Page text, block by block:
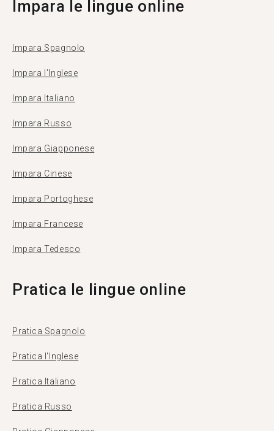
Impara le lingue online
Impara Spagnolo
Impara l'Inglese
Impara Italiano
Impara Russo
Impara Giapponese
Impara Cinese
Impara Portoghese
Impara Francese
Impara Tedesco
Pratica le lingue online
Pratica Spagnolo
Pratica l'Inglese
Pratica Italiano
Pratica Russo